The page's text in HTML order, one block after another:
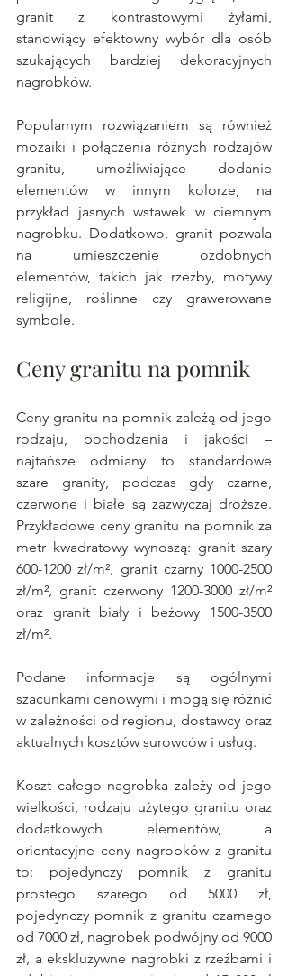
granit z kontrastowymi żyłami,
stanowiący efektowny wybór dla osób
szukających bardziej dekoracyjnych
nagrobków.
Popularnym rozwiązaniem są również
mozaiki i połączenia różnych rodzajów
granitu, umożliwiające dodanie
elementów w innym kolorze, na
przykład jasnych wstawek w ciemnym
nagrobku. Dodatkowo, granit pozwala
na umieszczenie ozdobnych
elementów, takich jak rzeźby, motywy
religijne, roślinne czy grawerowane
symbole.
Ceny granitu na pomnik
Ceny granitu na pomnik zależą od jego
rodzaju, pochodzenia i jakości –
najtańsze odmiany to standardowe
szare granity, podczas gdy czarne,
czerwone i białe są zazwyczaj droższe.
Przykładowe ceny granitu na pomnik za
metr kwadratowy wynoszą: granit szary
600-1200 zł/m², granit czarny 1000-2500
zł/m², granit czerwony 1200-3000 zł/m²
oraz granit biały i beżowy 1500-3500
zł/m².
Podane informacje są ogólnymi
szacunkami cenowymi i mogą się różnić
w zależności od regionu, dostawcy oraz
aktualnych kosztów surowców i usług.
Koszt całego nagrobka zależy od jego
wielkości, rodzaju użytego granitu oraz
dodatkowych elementów, a
orientacyjne ceny nagrobków z granitu
to: pojedynczy pomnik z granitu
prostego szarego od 5000 zł,
pojedynczy pomnik z granitu czarnego
od 7000 zł, nagrobek podwójny od 9000
zł, a ekskluzywne nagrobki z rzeźbami i